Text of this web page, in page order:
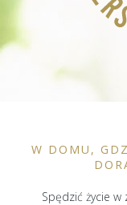
W DOMU,
Spędzić życie